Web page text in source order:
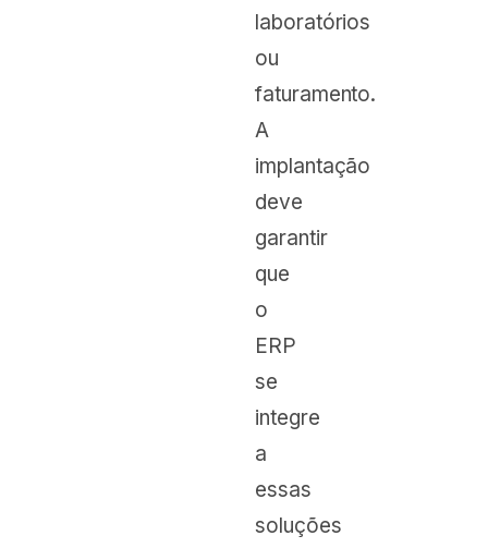
laboratórios
ou
faturamento.
A
implantação
deve
garantir
que
o
ERP
se
integre
a
essas
soluções